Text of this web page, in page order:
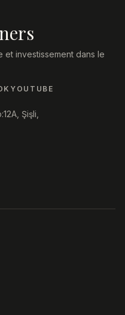
investissement dans le
YOUTUBE
Şişli,